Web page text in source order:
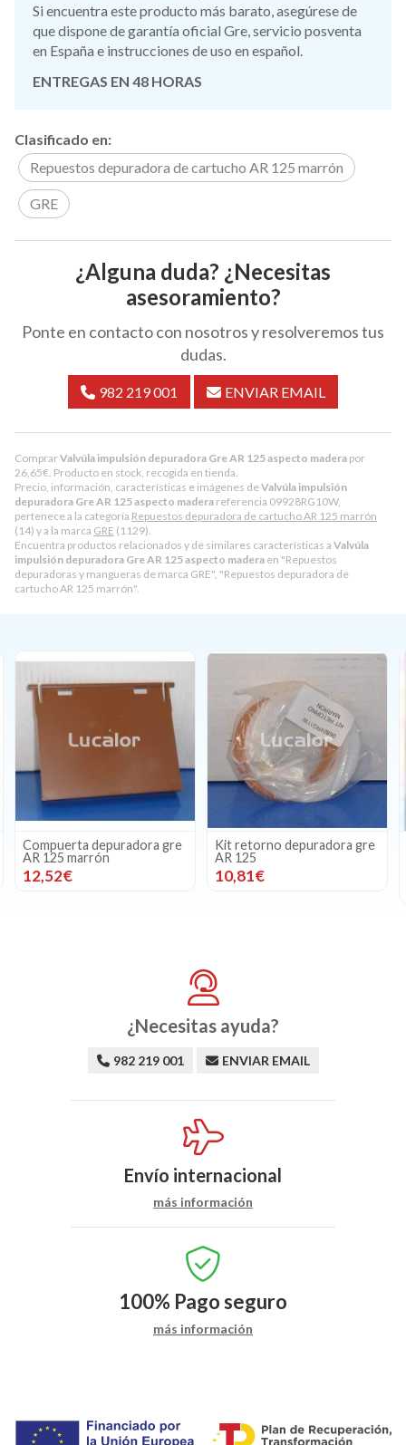
ComprarValvúla impulsión depuradora Gre AR 125 aspecto madera por
26,65€ . Producto en stock, recogida en tienda.
Precio, información, características e imágenes deValvúla impulsión
depuradora Gre AR 125 aspecto madera referencia 09928RG10W,
pertenece a la categoría Repuestos depuradora de cartucho AR 125 marrón
(14) y a la marca GRE (1129).
Encuentra productos relacionados y de similares características a Valvúla
impulsión depuradora Gre AR 125 aspecto madera en "Repuestos
depuradoras y mangueras de marca GRE", "Repuestos depuradora de
cartucho AR 125 marrón".
Si encuentra este producto más barato, asegúrese de
que dispone de garantía oficial Gre, servicio posventa
en España e instrucciones de uso en español.
ENTREGAS EN 48 HORAS
Clasificado en:
Repuestos depuradora de cartucho AR 125 marrón
GRE
¿Alguna duda? ¿Necesitas
asesoramiento?
Ponte en contacto con nosotros y resolveremos tus
dudas.
982 219 001 ENVIAR EMAIL
gre
Kit retorno depuradora gre
AR 125
Tapa cuerpo
depuradora Gre
¿Necesitas ayuda?
982 219 001 ENVIAR EMAIL
Envío internacional
más información
100% Pago seguro
más información